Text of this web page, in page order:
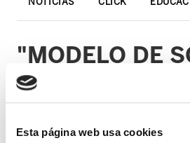
Esta página web usa cookies
"MODELO DE
Y
CONFERENCIA
ELORRIETA